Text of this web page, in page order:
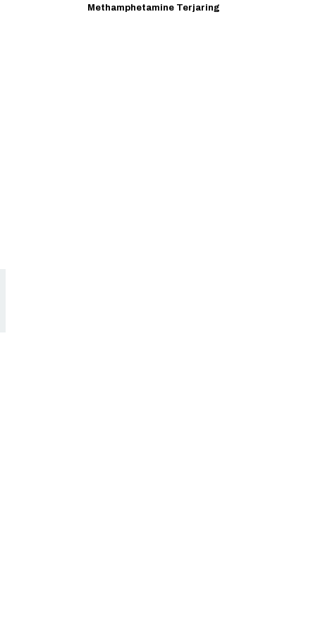
Methamphetamine Terjaring